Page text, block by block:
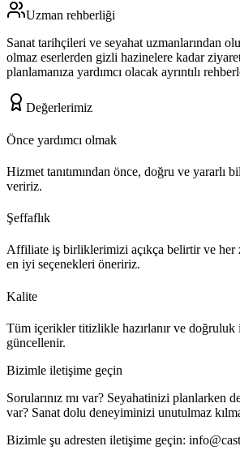
Uzman rehberliği
Sanat tarihçileri ve seyahat uzmanlarından
olmaz eserlerden gizli hazinelere kadar
planlamanıza yardımcı olacak ayrıntılı
Değerlerimiz
Önce yardımcı olmak
Hizmet tanıtımından önce, doğru ve yararlı
veririz.
Şeffaflık
Affiliate iş birliklerimizi açıkça belirtir ve her
en iyi seçenekleri öneririz.
Kalite
Tüm içerikler titizlikle hazırlanır ve
güncellenir.
Bizimle iletişime geçin
Sorularınız mı var? Seyahatinizi planlarken
var? Sanat dolu deneyiminizi unutulmaz
Bizimle şu adresten iletişime geçin: